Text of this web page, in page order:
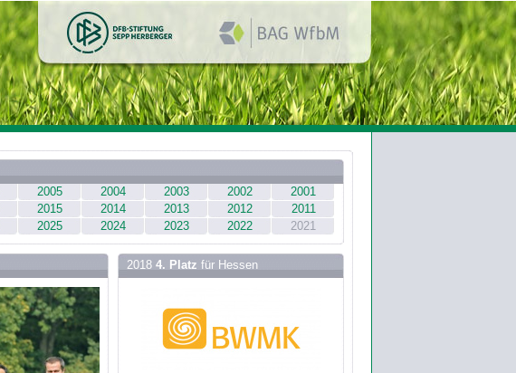
2005 2004 2003 2002
2001
2015 2014 2013 2012
2011
2025 2024 2023 2022 2021
2018 4. Platz für Hessen